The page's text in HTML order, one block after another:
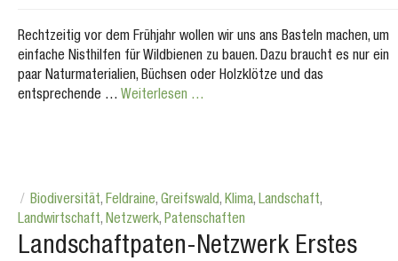
Rechtzeitig vor dem Frühjahr wollen wir uns ans Basteln machen, um
einfache Nisthilfen für Wildbienen zu bauen. Dazu braucht es nur ein
paar Naturmaterialien, Büchsen oder Holzklötze und das
entsprechende … Weiterlesen …
Biodiversität, Feldraine, Greifswald, Klima, Landschaft,
Landwirtschaft, Netzwerk, Patenschaften
Landschaftpaten-Netzwerk Erstes